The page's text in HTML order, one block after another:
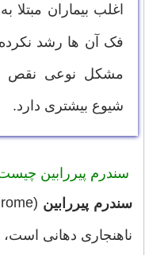
اغلب بیماران مبتلا به
فک آن ها رشد
مشکل نوعی نقص
شیوع بیشتری دارد.
سندرم پیررابین
سندرم پیررابین
ناهنجاری دهانی